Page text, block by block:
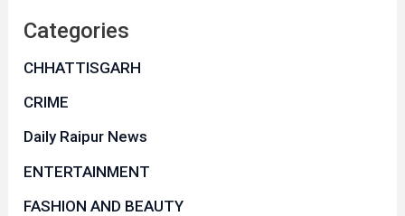
Categories
CHHATTISGARH
CRIME
Daily Raipur News
ENTERTAINMENT
FASHION AND BEAUTY